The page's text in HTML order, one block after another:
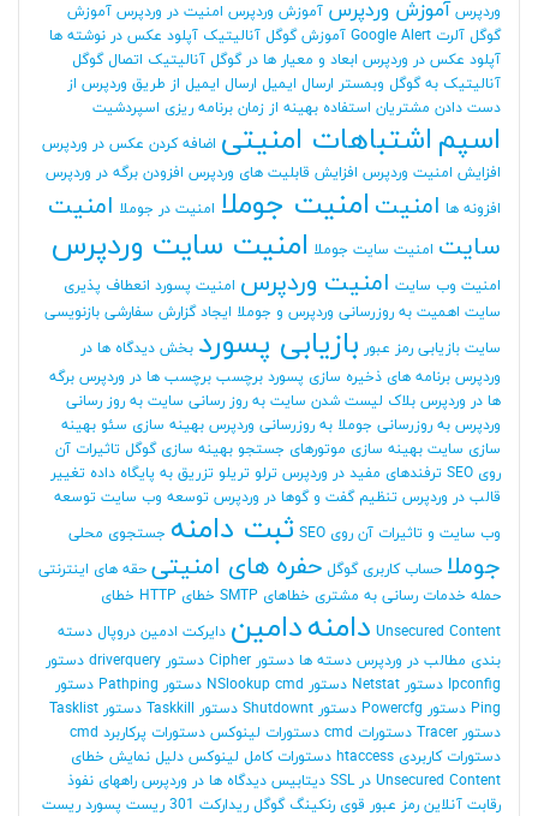
وردپرس آموزش وردپرس آموزش وردپرس امنیت در وردپرس آموزش
گوگل آلرت Google Alert
آموزش گوگل آنالیتیک آپلود عکس در نوشته ها
آپلود عکس در وردپرس ابعاد و معیار ها در گوگل آنالیتیک اتصال گوگل
آنالیتیک به گوگل وبمستر ارسال ایمیل ارسال ایمیل از طریق وردپرس از
دست دادن مشتریان استفاده بهینه از زمان برنامه ریزی اسپردشیت
اسپم اشتباهات امنیتی اضافه کردن عکس در وردپرس
افزایش امنیت وردپرس افزایش قابلیت های وردپرس افزودن برگه در وردپرس
افزونه ها امنیت امنیت جوملا امنیت در جوملا امنیت
سایت امنیت سایت جوملا امنیت سایت وردپرس
امنیت وب سایت امنیت وردپرس امنیت پسورد انعطاف پذیری
سایت اهمیت به روزرسانی وردپرس و جوملا ایجاد گزارش سفارشی بازنویسی
سایت بازیابی رمز عبور بازیابی پسورد بخش دیدگاه ها در
وردپرس برنامه های ذخیره سازی پسورد برچسب برچسب ها در وردپرس برگه
ها در وردپرس بلاک لیست شدن سایت به روز رسانی سایت به روز رسانی
وردپرس به روزرسانی جوملا به روزرسانی وردپرس بهینه سازی سئو بهینه
سازی سایت بهینه سازی موتورهای جستجو بهینه سازی گوگل تاثیرات آن
روی SEO
ترفندهای مفید در وردپرس ترلو تریلو تزریق به پایگاه داده تغییر
قالب در وردپرس تنظیم گفت و گوها در وردپرس توسعه وب سایت توسعه
وب سایت و تاثیرات آن روی SEO
ثبت دامنه جستجوی محلی
جوملا حساب کاربری گوگل حفره های امنیتی حقه های اینترنتی
حمله خدمات رسانی به مشتری خطاهای SMTP خطای HTTP
خطای
Unsecured Content دامنهدامین دایرکت ادمین دروپال دسته
بندی مطالب در وردپرس دسته ها دستور Cipher دستور driverquery
دستور
Ipconfig دستور Netstat دستور NSlookup cmd دستور Pathping
دستور
Ping دستور Powercfg دستور Shutdownt دستور Taskkill
دستور Tasklist
دستور Tracer
دستورات cmd دستورات لینوکس دستورات پرکاربرد cmd
دستورات کاربردی htaccess
دستورات کامل لینوکس دلیل نمایش خطای
Unsecured Content در SSL
دیتابیس دیدگاه ها در وردپرس راههای نفوذ
رقابت آنلاین رمز عبور قوی رنکینگ گوگل ریدارکت 301 ریست پسورد ریست